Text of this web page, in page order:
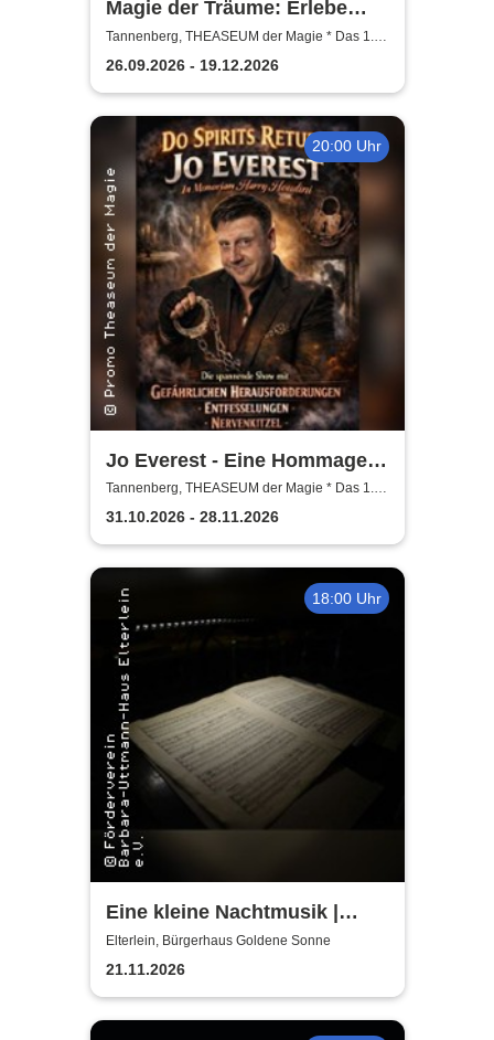
Magie der Träume: Erlebe
Magisches - Die neue
rätselhafte Show voller
Träume & Magie
Tannenberg, THEASEUM der Magie * Das 1.
Zaubertheater im Erzgebirge
26.09.2026 - 19.12.2026
20:00 Uhr
Jo Everest - Eine Hommage
an Houdini
Tannenberg, THEASEUM der Magie * Das 1.
Zaubertheater im Erzgebirge
31.10.2026 - 28.11.2026
18:00 Uhr
Eine kleine Nachtmusik |
Vogtland Philharmonie Greiz-
Reichenbach e.V.
Elterlein, Bürgerhaus Goldene Sonne
21.11.2026